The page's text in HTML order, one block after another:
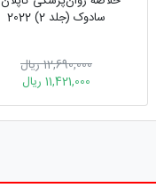
سادوک (جلد 2) 2022
12,690,000 ریال
11,421,000 ریال